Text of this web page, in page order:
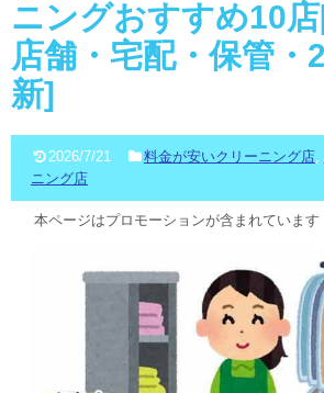
ニングおすすめ10
店舗・宅配・保管・
新]
2026/7/21 料金が安いクリーニング店,
ニング店
本ページはプロモーションが含まれています